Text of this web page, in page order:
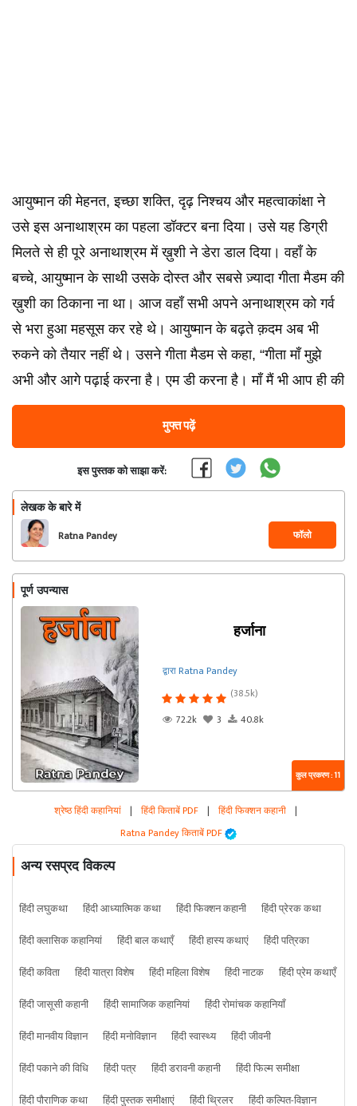
आयुष्मान की मेहनत, इच्छा शक्ति, दृढ़ निश्चय और महत्वाकांक्षा ने
उसे इस अनाथाश्रम का पहला डॉक्टर बना दिया। उसे यह डिग्री
मिलते से ही पूरे अनाथाश्रम में ख़ुशी ने डेरा डाल दिया। वहाँ के
बच्चे, आयुष्मान के साथी उसके दोस्त और सबसे ज़्यादा गीता मैडम की
ख़ुशी का ठिकाना ना था। आज वहाँ सभी अपने अनाथाश्रम को गर्व
से भरा हुआ महसूस कर रहे थे। आयुष्मान के बढ़ते क़दम अब भी
रुकने को तैयार नहीं थे। उसने गीता मैडम से कहा, “गीता माँ मुझे
अभी और आगे पढ़ाई करना है। एम डी करना है। माँ मैं भी आप ही की
मुफ्त पढ़ें
इस पुस्तक को साझा करें:
लेखक के बारे में
Ratna Pandey फॉलो
पूर्ण उपन्यास
हर्जाना
द्वारा Ratna Pandey
(38.5k)
72.2k
3 40.8k
कुल प्रकरण : 11
श्रेष्ठ हिंदी कहानियां | हिंदी किताबें PDF | हिंदी फिक्शन कहानी |
Ratna Pandey किताबें PDF
अन्य रसप्रद विकल्प
हिंदी लघुकथा हिंदी आध्यात्मिक कथा हिंदी फिक्शन कहानी
हिंदी प्रेरक कथा
हिंदी क्लासिक कहानियां
हिंदी बाल कथाएँ हिंदी हास्य कथाएं
हिंदी पत्रिका
हिंदी कविता
हिंदी यात्रा विशेष हिंदी महिला विशेष हिंदी नाटक
हिंदी प्रेम कथाएँ
हिंदी जासूसी कहानी
हिंदी सामाजिक कहानियां
हिंदी रोमांचक कहानियाँ
हिंदी मानवीय विज्ञान
हिंदी मनोविज्ञान हिंदी स्वास्थ्य
हिंदी जीवनी
हिंदी पकाने की विधि
हिंदी पत्र हिंदी डरावनी कहानी
हिंदी फिल्म समीक्षा
हिंदी पौराणिक कथा
हिंदी पुस्तक समीक्षाएं हिंदी थ्रिलर हिंदी कल्पित-विज्ञान